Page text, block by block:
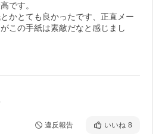
です。
かとても良かったです、正直メー
この手紙は素敵だなと感じまし
違反報告 いいね 8